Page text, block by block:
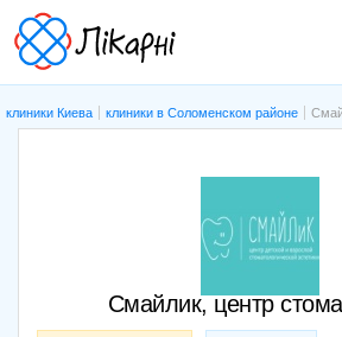
клиники Киева клиники в Соломенском районе
Смайлик, центр